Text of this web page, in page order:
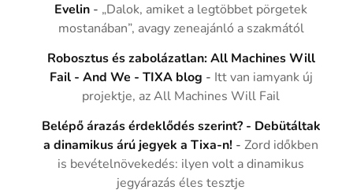
Evelin - „Dalok, amiket a legtöbbet pörgetek
mostanában”, avagy zeneajánló a szakmától
Robosztus és zabolázatlan: All Machines Will
Fail - And We - TIXA blog - Itt van iamyank új
projektje, az All Machines Will Fail
Belépő árazás érdeklődés szerint? - Debütáltak
a dinamikus árú jegyek a Tixa-n! -Zord időkben
is bevételnövekedés: ilyen volt a dinamikus
jegyárazás éles tesztje